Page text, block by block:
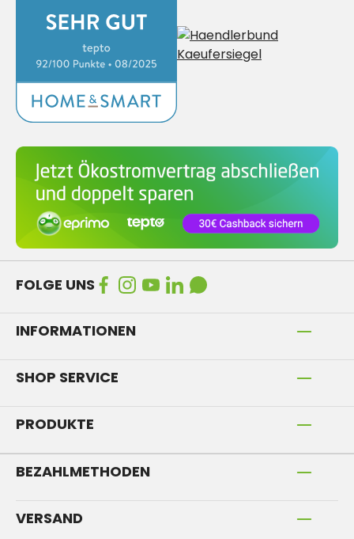
FOLGE UNS
INFORMATIONEN
SHOP SERVICE
PRODUKTE
BEZAHLMETHODEN
VERSAND